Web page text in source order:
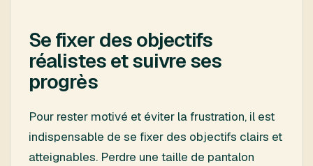
Se fixer des objectifs
réalistes et suivre ses
progrès
Pour rester motivé et éviter la frustration, il est
indispensable de se fixer des objectifs clairs et
atteignables. Perdre une taille de pantalon